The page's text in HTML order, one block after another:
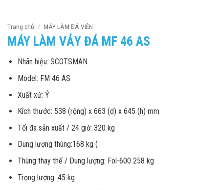
Trang chủ / MÁY LÀM ĐÁ VIÊN
MÁY LÀM VẢY ĐÁ MF 46 AS
Nhãn hiệu: SCOTSMAN
Model: FM 46 AS
Xuất xứ: Ý
Kích thước: 538 (rộng) x 663 (d) x 645 (h) mm
Tối đa sản xuất / 24 giờ: 320 kg
Dung lượng thùng:168 kg (
Thùng thay thế / Dung lượng: Fol-600 258 kg
Trọng lượng: 45 kg